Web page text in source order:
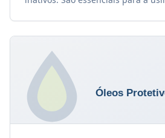
espelhado, proteção contra o
escurecimento (manchamento) da